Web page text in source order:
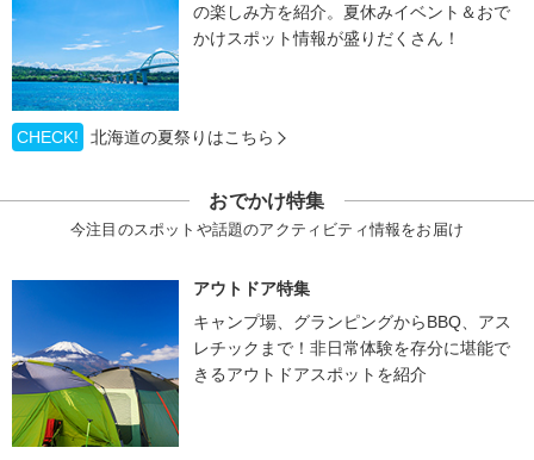
の楽しみ方を紹介。夏休みイベント＆おで
かけスポット情報が盛りだくさん！
CHECK! 北海道の夏祭りはこちら
おでかけ特集
今注目のスポットや話題のアクティビティ情報をお届け
アウトドア特集
キャンプ場、グランピングからBBQ、アス
レチックまで！非日常体験を存分に堪能で
きるアウトドアスポットを紹介